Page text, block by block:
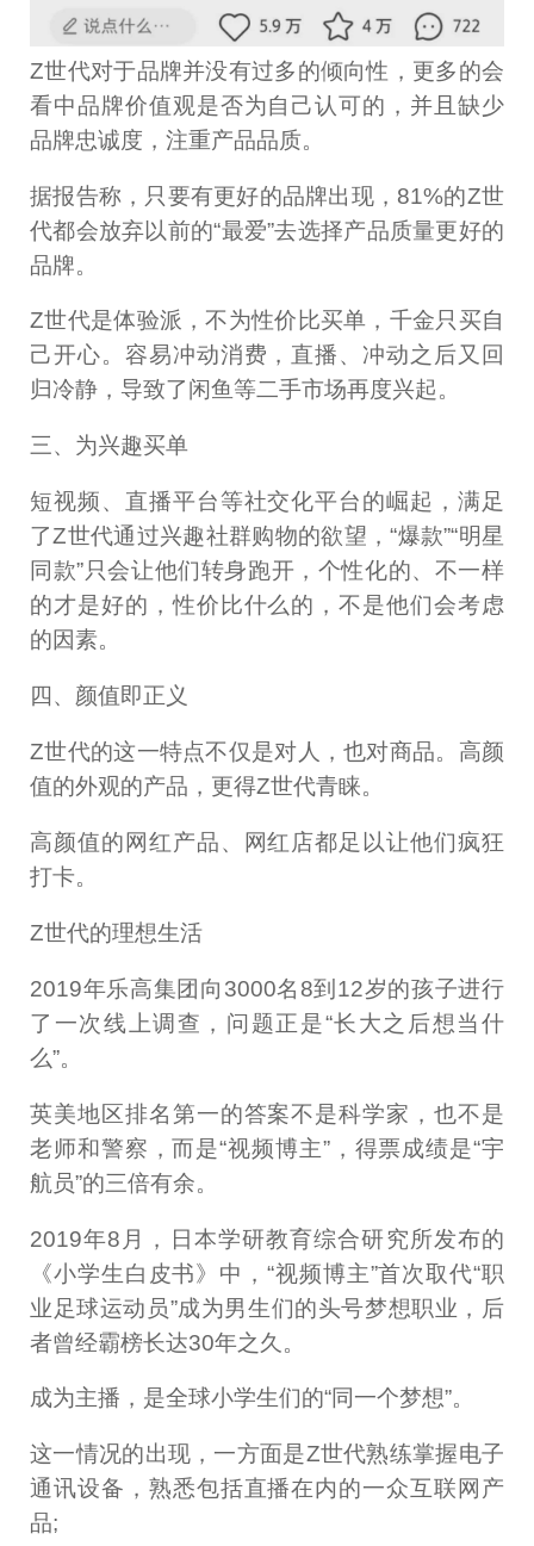
Z世代对于品牌并没有过多的倾向性，更多的会
看中品牌价值观是否为自己认可的，并且缺少
品牌忠诚度，注重产品品质。
据报告称，只要有更好的品牌出现，81%的Z世
代都会放弃以前的“最爱”去选择产品质量更好的
品牌。
Z世代是体验派，不为性价比买单，千金只买自
己开心。容易冲动消费，直播、冲动之后又回
归冷静，导致了闲鱼等二手市场再度兴起。
三、为兴趣买单
短视频、直播平台等社交化平台的崛起，满足
了Z世代通过兴趣社群购物的欲望，“爆款”“明星
同款”只会让他们转身跑开，个性化的、不一样
的才是好的，性价比什么的，不是他们会考虑
的因素。
四、颜值即正义
Z世代的这一特点不仅是对人，也对商品。高颜
值的外观的产品，更得Z世代青睐。
高颜值的网红产品、网红店都足以让他们疯狂
打卡。
Z世代的理想生活
2019年乐高集团向3000名8到12岁的孩子进行
了一次线上调查，问题正是“长大之后想当什
么”。
英美地区排名第一的答案不是科学家，也不是
老师和警察，而是“视频博主”，得票成绩是“宇
航员”的三倍有余。
2019年8月，日本学研教育综合研究所发布的
《小学生白皮书》中，“视频博主”首次取代“职
业足球运动员”成为男生们的头号梦想职业，后
者曾经霸榜长达30年之久。
成为主播，是全球小学生们的“同一个梦想”。
这一情况的出现，一方面是Z世代熟练掌握电子
通讯设备，熟悉包括直播在内的一众互联网产
品;